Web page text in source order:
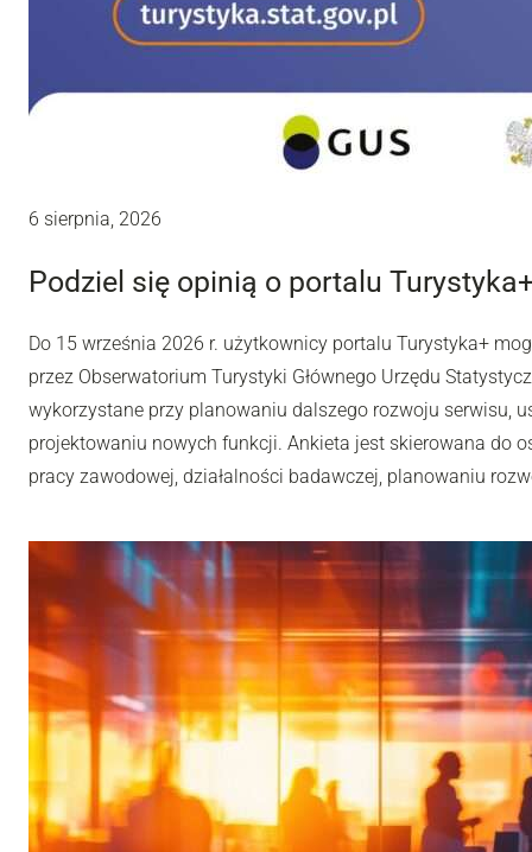
6 sierpnia, 2026
Podziel się opinią o portalu
Do 15 września 2026 r. użytkownicy portalu Turystyka+
przez Obserwatorium Turystyki Głównego Urzędu
wykorzystane przy planowaniu dalszego rozwoju serwisu,
projektowaniu nowych funkcji. Ankieta jest skierowana do
pracy zawodowej, działalności badawczej, planowaniu